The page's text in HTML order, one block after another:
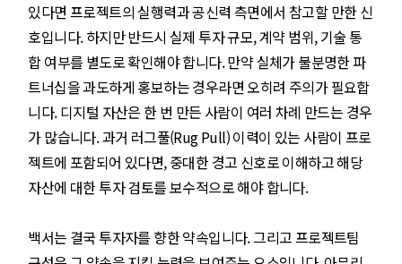
있다면 프로젝트의 실행력과 공신력 측면에서 참고할 만한 신
호입니다. 하지만 반드시 실제 투자 규모, 계약 범위, 기술 통
합 여부를 별도로 확인해야 합니다. 만약 실체가 불분명한 파
트너십을 과도하게 홍보하는 경우라면 오히려 주의가 필요합
니다. 디지털 자산은 한 번 만든 사람이 여러 차례 만드는 경우
가 많습니다. 과거 러그풀(Rug Pull) 이력이 있는 사람이 프로
젝트에 포함되어 있다면, 중대한 경고 신호로 이해하고 해당
자산에 대한 투자 검토를 보수적으로 해야 합니다.
백서는 결국 투자자를 향한 약속입니다. 그리고 프로젝트팀